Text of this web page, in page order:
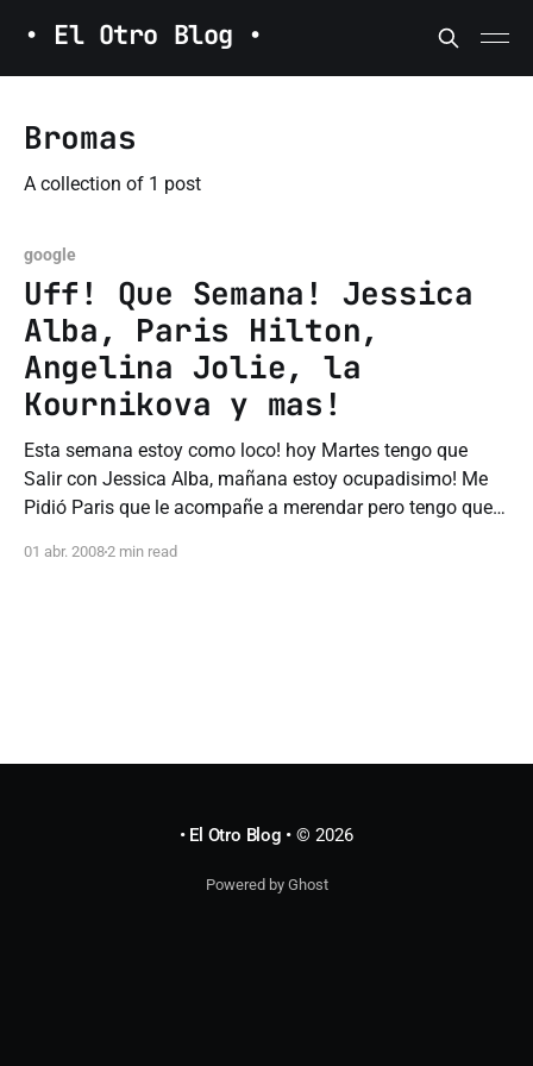
• El Otro Blog •
Bromas
A collection of 1 post
google
Uff! Que Semana! Jessica
Alba, Paris Hilton,
Angelina Jolie, la
Kournikova y mas!
Esta semana estoy como loco! hoy Martes tengo que
Salir con Jessica Alba, mañana estoy ocupadisimo! Me
Pidió Paris que le acompañe a merendar pero tengo que
Usuarios de Internet y después tengo que contarle a Bush
01 abr. 20082 min read
• El Otro Blog • © 2026
Powered by Ghost